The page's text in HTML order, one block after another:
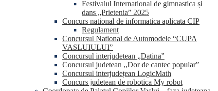
Festivalul International de gimnastica și
dans „Prietenia” 2025
Concurs national de informatica aplicata CIP
Regulament
Concursul National de Automodele “CUPA
VASLUIULUI”
Concursul interjudetean „Datina”
Concursul judetean ,,Dor de cantec popular”
Concursul interjudețean LogicMath
Concurs judetean de robotica My robot